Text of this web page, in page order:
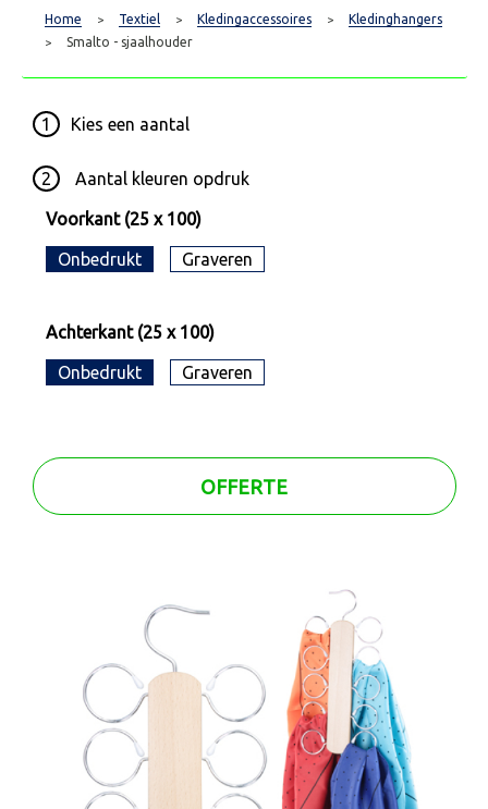
Home > Textiel > Kledingaccessoires > Kledinghangers
> Smalto - sjaalhouder
1 Kies een aantal
2 Aantal kleuren opdruk
Voorkant (25 x 100)
Onbedrukt Graveren
Achterkant (25 x 100)
Onbedrukt Graveren
OFFERTE